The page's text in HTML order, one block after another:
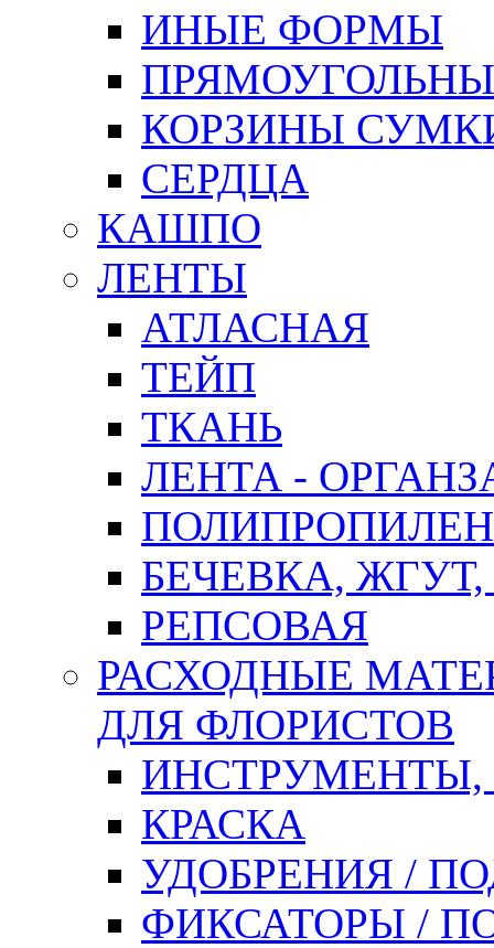
ИНЫЕ ФОРМЫ
КОРЗИНЫ
СЕРДЦА
КАШПО
ЛЕНТЫ
АТЛАСНАЯ
ТЕЙП
ТКАНЬ
ЛЕНТА -
БЕЧЕВКА,
РЕПСОВАЯ
РАСХОДНЫЕ
ДЛЯ ФЛОРИСТОВ
ИНСТРУМЕНТЫ,
КРАСКА
УДОБРЕНИЯ /
ФИКСАТОРЫ /